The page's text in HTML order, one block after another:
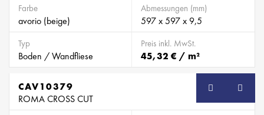
Farbe
avorio (beige)
Abmessungen (mm)
597 x 597 x 9,5
Typ
Boden / Wandfliese
Preis inkl. MwSt.
45,32 € / m²
CAV10379
ROMA CROSS CUT